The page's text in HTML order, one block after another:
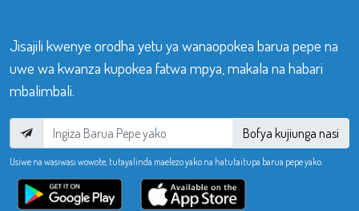
Jisajili kwenye orodha yetu ya wanaopokea barua pepe na
uwe wa kwanza kupokea fatwa mpya, makala na habari
mbalimbali.
Bofya kujiunga nasi
Usiwe na wasiwasi wowote, tutayalinda maelezo yako na hatutaitupa barua pepe yako.